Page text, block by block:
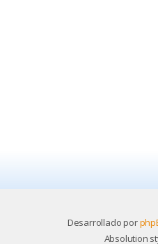
Desarrollado por
Absolution